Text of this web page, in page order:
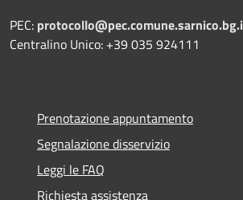
PEC:
Centralino Unico: +39 035 924111
Prenotazione appuntamento
Segnalazione disservizio
Leggi le FAQ
Richiesta assistenza